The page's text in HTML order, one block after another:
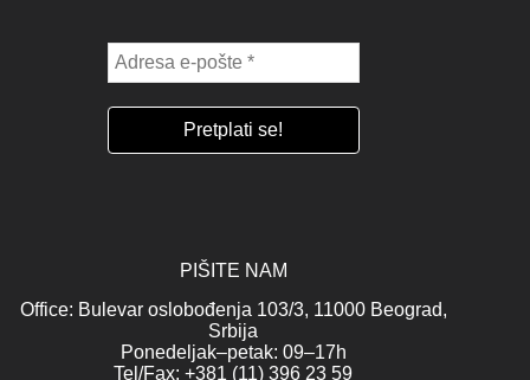
PIŠITE NAM
Office: Bulevar oslobođenja 103/3, 11000 Beograd,
Srbija
Ponedeljak–petak: 09–17h
Tel/Fax: +381 (11) 396 23 59